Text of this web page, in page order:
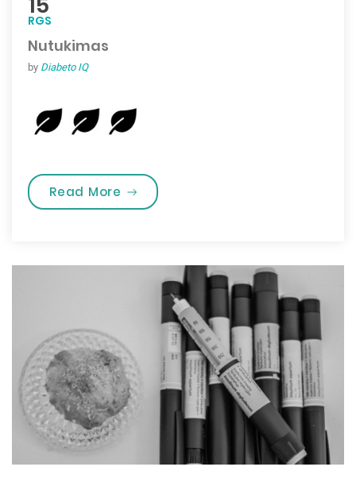
RGS
Nutukimas
by Diabeto IQ
Read More „Nutukimas”